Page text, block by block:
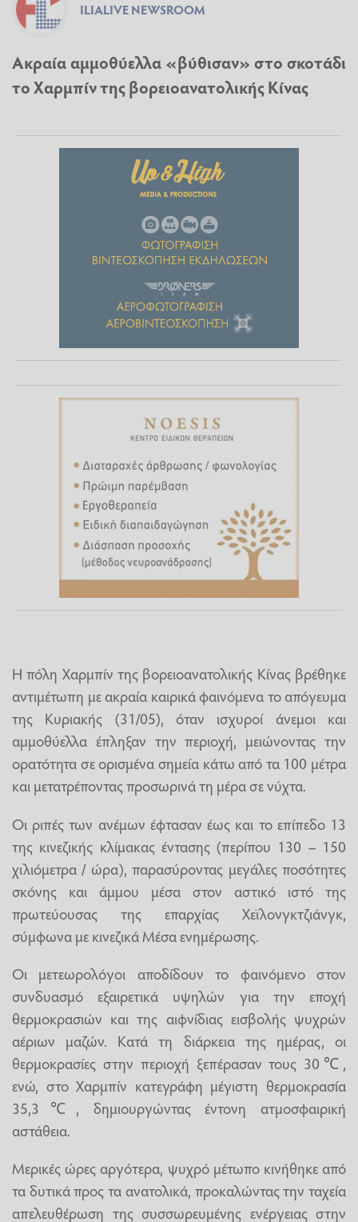
ILIALIVE NEWSROOM
Ακραία αμμοθύελλα «βύθισαν» στο σκοτάδι
το Χαρμπίν της βορειοανατολικής Κίνας
Η πόλη Χαρμπίν της βορειοανατολικής Κίνας βρέθηκε
αντιμέτωπη με ακραία καιρικά φαινόμενα το απόγευμα
της Κυριακής (31/05), όταν ισχυροί άνεμοι και
αμμοθύελλα έπληξαν την περιοχή, μειώνοντας την
ορατότητα σε ορισμένα σημεία κάτω από τα 100 μέτρα
και μετατρέποντας προσωρινά τη μέρα σε νύχτα.
Οι ριπές των ανέμων έφτασαν έως και το επίπεδο 13
της κινεζικής κλίμακας έντασης (περίπου 130 – 150
χιλιόμετρα / ώρα), παρασύροντας μεγάλες ποσότητες
σκόνης και άμμου μέσα στον αστικό ιστό της
πρωτεύουσας της επαρχίας Χεϊλονγκτζιάνγκ,
σύμφωνα με κινεζικά Μέσα ενημέρωσης.
Οι μετεωρολόγοι αποδίδουν το φαινόμενο στον
συνδυασμό εξαιρετικά υψηλών για την εποχή
θερμοκρασιών και της αιφνίδιας εισβολής ψυχρών
αέριων μαζών. Κατά τη διάρκεια της ημέρας, οι
θερμοκρασίες στην περιοχή ξεπέρασαν τους 30℃,
ενώ, στο Χαρμπίν κατεγράφη μέγιστη θερμοκρασία
35,3℃, δημιουργώντας έντονη ατμοσφαιρική
αστάθεια.
Μερικές ώρες αργότερα, ψυχρό μέτωπο κινήθηκε από
τα δυτικά προς τα ανατολικά, προκαλώντας την ταχεία
απελευθέρωση της συσσωρευμένης ενέργειας στην